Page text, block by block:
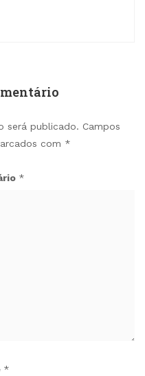
será publicado. Campos
com *
*
*